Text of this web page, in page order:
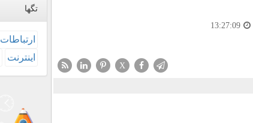
13:27:09
X
تگها
ارتباطات
اینترنت